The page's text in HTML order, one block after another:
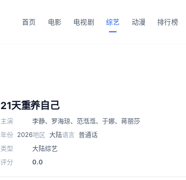
首页 电影 电视剧 综艺 动漫 排行榜
21天重养自己
主演 李静、 罗海琼、 范湉湉、 于娜、 蒋丽莎
年份 2026地区 大陆语言 普通话
类型
大陆综艺
评分
0.0